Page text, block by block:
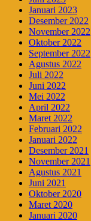
Januari 2023
Desember 2022
November 2022
Oktober 2022
September 2022
Agustus 2022
Juli 2022
Juni 2022
Mei 2022
April 2022
Maret 2022
Februari 2022
Januari 2022
Desember 2021
November 2021
Agustus 2021
Juni 2021
Oktober 2020
Maret 2020
Januari 2020